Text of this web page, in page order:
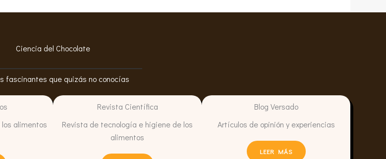
Ciencia del Chocolate
fascinantes que quizás no conocías
alimentos
Revista Científica
Revista de tecnología e higiene de los
alimentos
Blog Versado
Artículos de opinión y experiencias
LEER MÁS